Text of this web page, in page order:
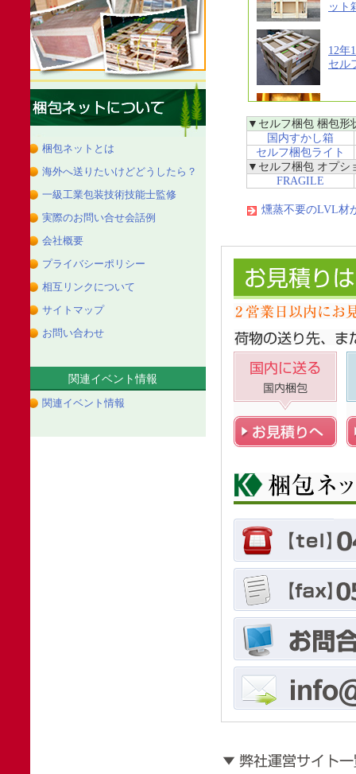
梱包ネットとは
海外へ送りたいけどどうしたら？
一級工業包装技術技能士監修
実際のお問い合せ会話例
会社概要
プライバシーポリシー
相互リンクについて
サイトマップ
お問い合わせ
関連イベント情報
関連イベント情報
▼セルフ梱包 梱包形
国内すかし箱
セルフ梱包ライト
▼セルフ梱包 オプシ
FRAGILE
燻蒸不要のLVL材